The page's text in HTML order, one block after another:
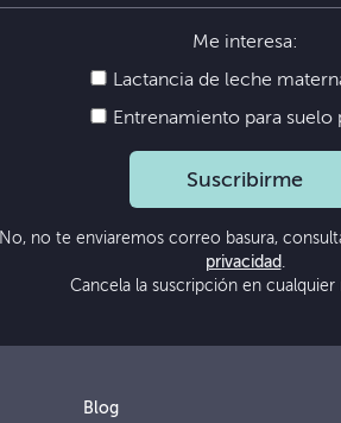
Me interesa:
Lactancia de leche
Entrenamiento para suelo
Suscribirme
No, no te enviaremos correo basura,
privacidad .
Cancela la suscripción en
Blog